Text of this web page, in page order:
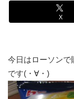
X
今日はローソンで
です(・∀・)